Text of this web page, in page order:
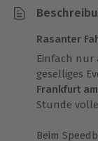
Rasanter
Einfach nur
geselliges
Frankfurt
Stunde
Beim